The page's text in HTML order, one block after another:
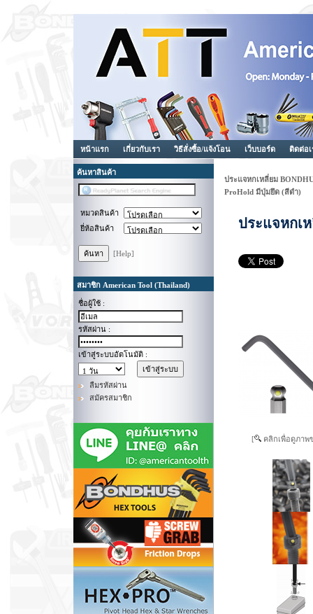
หน้าแรก เกี่ยวกับเรา วิธีสั่งซื้อ/แจ้งโอน เว็บบอร์ด ติดต่อเ
ค้นหาสินค้า
หมวดสินค้า
ยี่ห้อสินค้า
[Help]
สมาชิก American Tool (Thailand)
ชื่อผู้ใช้ :
รหัสผ่าน :
เข้าสู่ระบบอัตโนมัติ :
ลืมรหัสผ่าน
สมัครสมาชิก
ประแจหกเหลี่ยม
ProHold มีปุ่มยึด (สีดำ)
ประแจหกเ
[ คลิกเพื่อดูภาพ